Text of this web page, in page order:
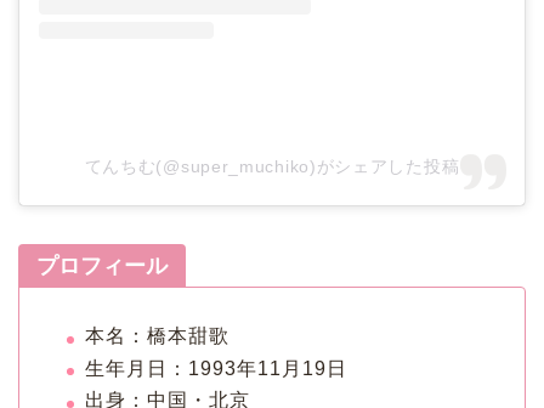
てんちむ(@super_muchiko)がシェアした投稿
プロフィール
本名：橋本甜歌
生年月日：1993年11月19日
出身：中国・北京